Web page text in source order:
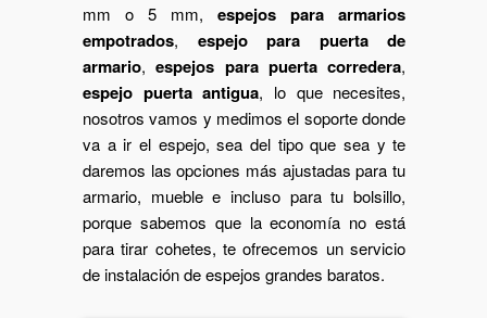
mm o 5 mm,espejos para armarios
empotrados, espejo para puerta de
armario,espejos para puerta corredera,
espejo puerta antigua, lo que necesites,
nosotros vamos y medimos el soporte donde
va a ir el espejo, sea del tipo que sea y te
daremos las opciones más ajustadas para tu
armario, mueble e incluso para tu bolsillo,
porque sabemos que la economía no está
para tirar cohetes, te ofrecemos un servicio
de instalación de espejos grandes baratos.